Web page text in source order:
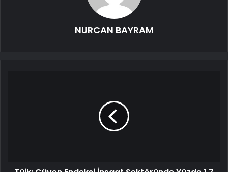
NURCAN BAYRAM